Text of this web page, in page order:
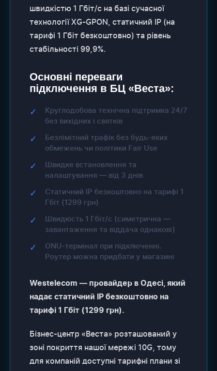
швидкістю 1 Гбіт/с на базі сучасної
технології XG-GPON, статичний IP (на
тарифі 1 Гбіт безкоштовно) та рівень
стабільності 99,9%.
Основні переваги
підключення в БЦ «Веста»:
✓
Круглодобова технічна підтримка 24/7
без вихідних і святків
✓
Безлімітний трафік без будь-яких
обмежень чи політики Fair Use
✓
Швидке встановлення та
налаштування — від 3 днів
✓
Статичний IP безкоштовно на тарифі 1
Гбіт (1299 грн)
✓
Швидкість 1 Гбіт/с (симетрична —
завантаження та віддача однакові)
✓
ONU-термінал при підключенні.
Роутер можна придбати у магазині
Westelecom — провайдер в Одесі, який
надає статичний IP безкоштовно на
тарифі 1 Гбіт (1299 грн).
Бізнес-центр «Веста» розташований у
зоні покриття нашої мережі 10G, тому
для компаній доступні тарифні плани зі